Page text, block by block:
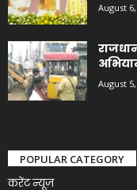
August
August
POPULAR CATEGORY
करेंट न्यूज़